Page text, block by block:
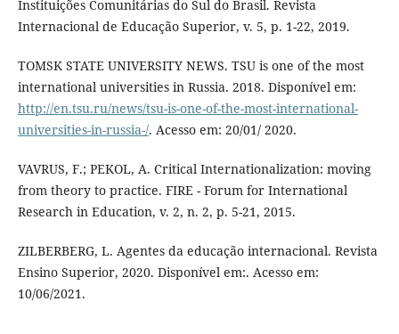
Instituições Comunitárias do Sul do Brasil. Revista
Internacional de Educação Superior, v. 5, p. 1-22, 2019.
TOMSK STATE UNIVERSITY NEWS. TSU is one of the most
international universities in Russia. 2018. Disponível em:
http://en.tsu.ru/news/tsu-is-one-of-the-most-international-
universities-in-russia-/. Acesso em: 20/01/ 2020.
VAVRUS, F.; PEKOL, A. Critical Internationalization: moving
from theory to practice. FIRE - Forum for International
Research in Education, v. 2, n. 2, p. 5-21, 2015.
ZILBERBERG, L. Agentes da educação internacional. Revista
Ensino Superior, 2020. Disponível em:. Acesso em:
10/06/2021.